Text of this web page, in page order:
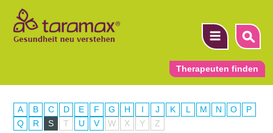
Therapeuten finden
A B C D E F G H I J K L M N O
P
Q
R S T U V W X Y Z